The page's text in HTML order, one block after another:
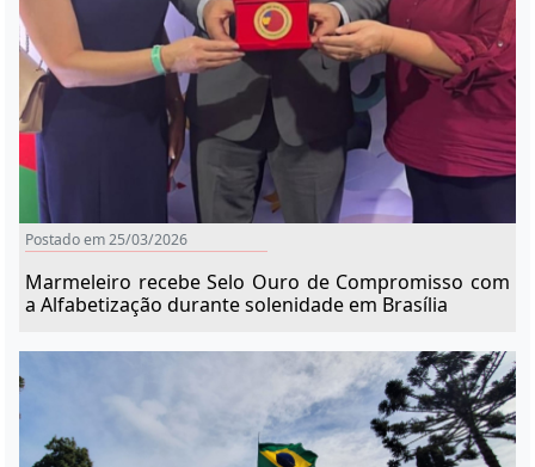
Postado em 25/03/2026
Marmeleiro recebe Selo Ouro de Compromisso com
a Alfabetização durante solenidade em Brasília